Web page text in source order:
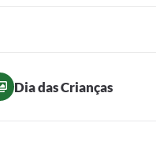
Dia das Crianças